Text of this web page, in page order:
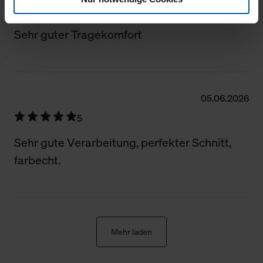
Klicken Sie auf "Alle erlauben", damit wir alle Cookies
Einkaufserlebnis verwenden dürfen. Über die jeweiligen
Fall Sie nur die notwendigen Cookies erlauben möchten,
verwenden wir lediglich die erwähnten technisch
Über den Reiter „Details“ erfahren Sie weiterführende
5
Sehr guter Tragekomfort
05.06.2026
5
Sehr gute Verarbeitung, perfekter Schnitt,
farbecht.
Mehr laden